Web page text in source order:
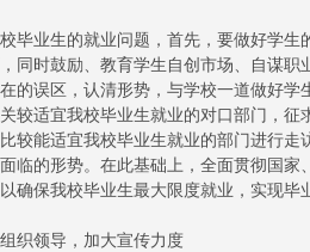
业生的就业问题，首先，要做好学生
同时鼓励、教育学生自创市场、自谋
的误区，认清形势，与学校一道做好
较适宜我校毕业生就业的对口部门，
较能适宜我校毕业生就业的部门进行
临的形势。在此基础上，全面贯彻国
确保我校毕业生最大限度就业，实现毕
领导，加大宣传力度